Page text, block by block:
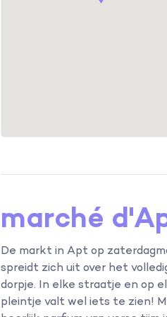
marché
De markt in Apt op
spreidt zich uit over het
dorpje. In elke straatje en op
pleintje valt wel iets te zien!